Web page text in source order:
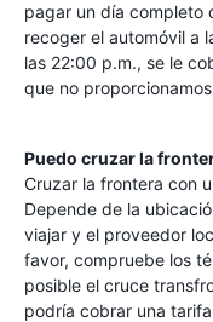
pagar un día completo
recoger el automóvil a
las 22:00 p.m., se le
que no
Puedo cruzar la
Cruzar la frontera con
Depende de la
viajar y el proveedor
favor, compruebe los
posible el cruce
podría cobrar una